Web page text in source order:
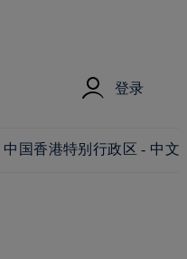
登录
更改国家/地区和语言
中国香港特别行政区 - 中文